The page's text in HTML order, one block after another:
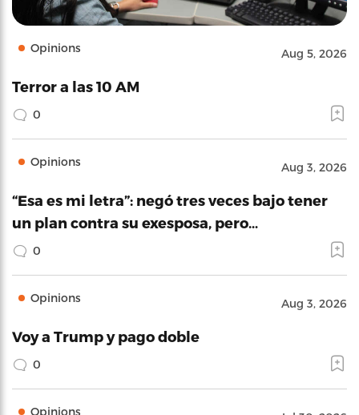
Opinions Aug 5, 2026
Terror a las 10 AM
0
Opinions Aug 3, 2026
“Esa es mi letra”: negó tres veces bajo tener
un plan contra su exesposa, pero…
0
Opinions Aug 3, 2026
Voy a Trump y pago doble
0
Opinions